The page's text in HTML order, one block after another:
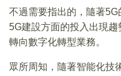
不過需要指出的，隨著
5G建設方面的投入出現
轉向數字化轉型業務。
眾所周知，隨著智能化技